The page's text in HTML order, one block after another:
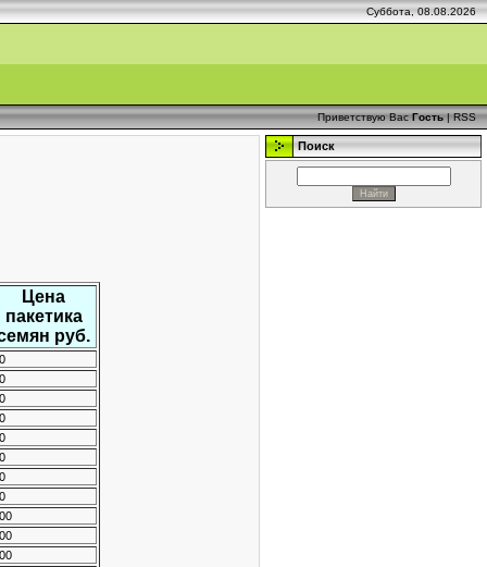
Суббота, 08.08.2026
Приветствую Вас Гость|RSS
Цена
пакетика
руб.
Поиск